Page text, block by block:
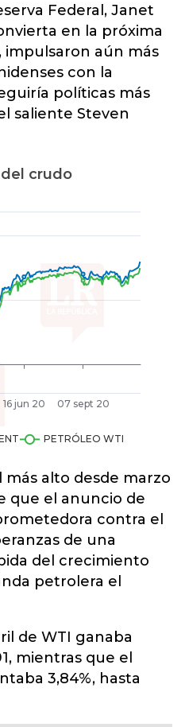
Federal, Janet
en la próxima
impulsaron aún más
con la
políticas más
saliente Steven
alto desde marzo
que el anuncio de
contra el
de una
del crecimiento
petrolera el
de WTI ganaba
mientras que el
3,84%, hasta